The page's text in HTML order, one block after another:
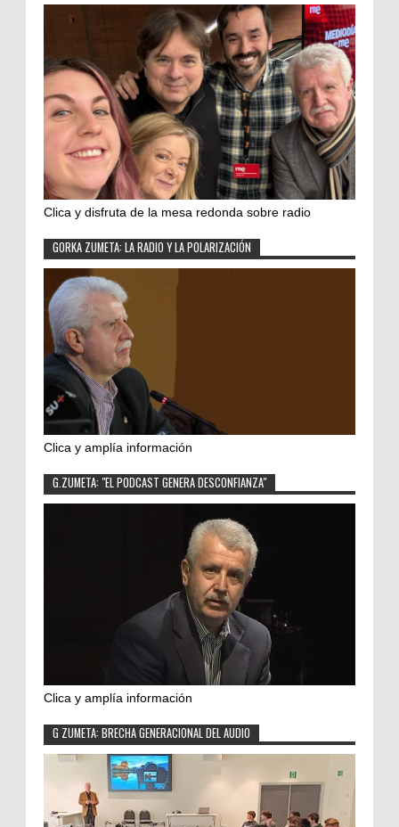
Clica y disfruta de la mesa redonda sobre radio
GORKA ZUMETA: LA RADIO Y LA POLARIZACIÓN
Clica y amplía información
G.ZUMETA: "EL PODCAST GENERA DESCONFIANZA"
Clica y amplía información
G ZUMETA: BRECHA GENERACIONAL DEL AUDIO